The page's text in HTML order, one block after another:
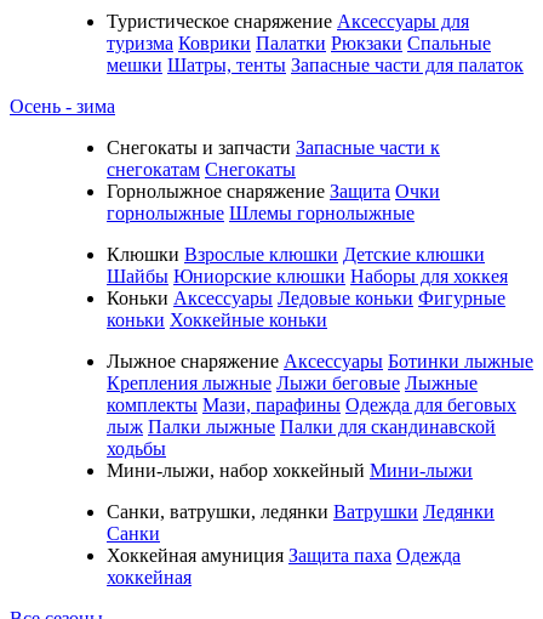
Туристическое снаряжение Аксессуары для
туризма Коврики Палатки Рюкзаки Спальные
мешки Шатры, тенты Запасные части для палаток
Осень - зима
Cнегокаты и запчасти Запасные части к
снегокатам Снегокаты
Горнолыжное снаряжение Защита Очки
горнолыжные Шлемы горнолыжные
Клюшки Взрослые клюшки Детские клюшки
Шайбы Юниорские клюшки Наборы для хоккея
Коньки Аксессуары Ледовые коньки Фигурные
коньки Хоккейные коньки
Лыжное снаряжение Аксессуары Ботинки лыжные
Крепления лыжные Лыжи беговые Лыжные
комплекты Мази, парафины Одежда для беговых
лыж Палки лыжные Палки для скандинавской
ходьбы
Мини-лыжи, набор хоккейный Мини-лыжи
Санки, ватрушки, ледянки Ватрушки Ледянки
Санки
Хоккейная амуниция Защита паха Одежда
хоккейная